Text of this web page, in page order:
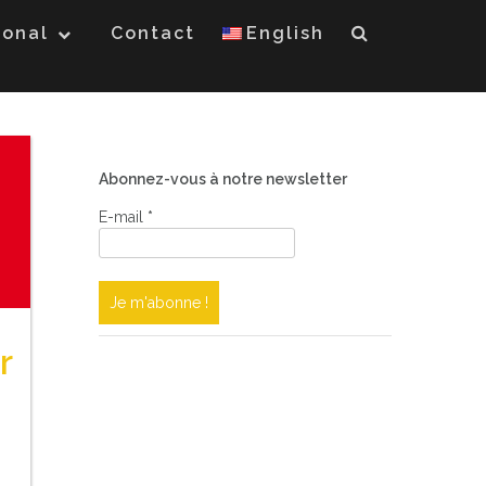
Contact English
Abonnez-vous à notre newsletter
E-mail *